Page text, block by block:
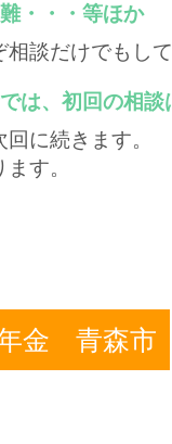
・・・等ほか
談だけでもし
は、初回の相談
に続きます。
す。
金 青森市